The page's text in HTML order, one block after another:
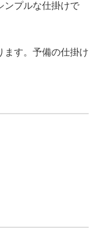
ンプルな仕掛けで
ます。予備の仕掛け